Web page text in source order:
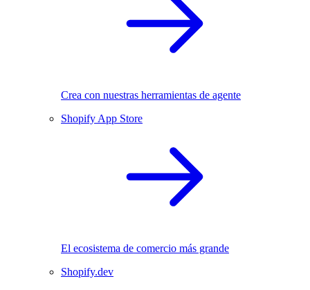
Crea con nuestras herramientas de agente
Shopify App Store
El ecosistema de comercio más grande
Shopify.dev